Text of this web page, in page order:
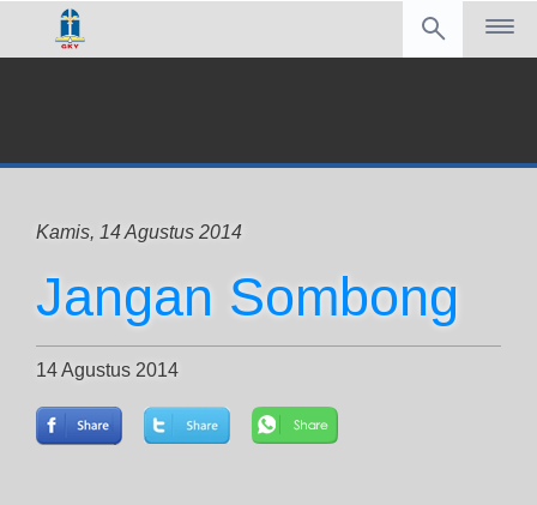
Kamis, 14 Agustus 2014
Jangan Sombong
14 Agustus 2014